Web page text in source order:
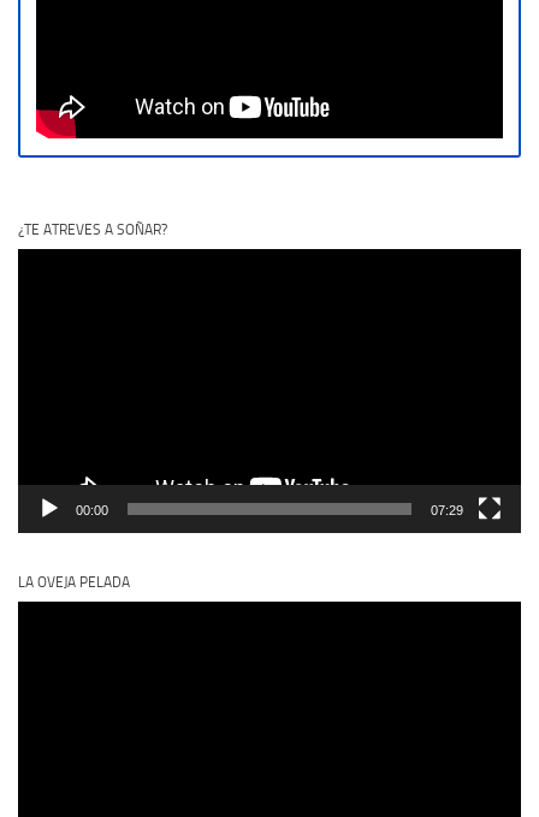
¿TE ATREVES A SOÑAR?
00:00 07:29
LA OVEJA PELADA